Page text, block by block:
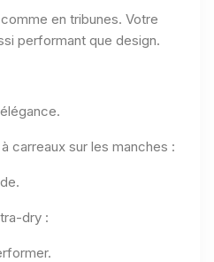
en tribunes. Votre
performant que design.
carreaux sur les manches :
dry :